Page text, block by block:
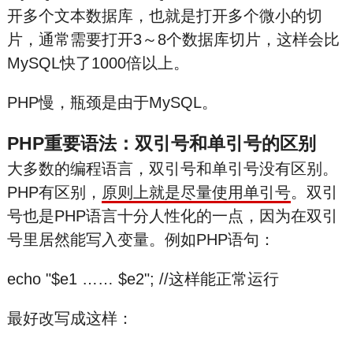
开多个文本数据库，也就是打开多个微小的切
片，通常需要打开3～8个数据库切片，这样会比
MySQL快了1000倍以上。
PHP慢，瓶颈是由于MySQL。
PHP重要语法：双引号和单引号的区别
大多数的编程语言，双引号和单引号没有区别。
PHP有区别， 原则上就是尽量使用单引号。双引
号也是PHP语言十分人性化的一点，因为在双引
号里居然能写入变量。例如PHP语句：
echo "$e1 …… $e2"; //这样能正常运行
最好改写成这样：